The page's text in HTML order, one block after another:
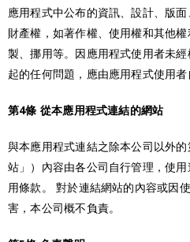
應用程式中公布的資訊、設計、版
財產權，如著作權、使用權和其他
製、挪用等。因應用程式使用者未
起的任何問題，應由應用程式使用者
第4條 從本應用程式連結的網站
與本應用程式連結之除本公司以外
站」）內容由各公司自行管理，使
用條款。 對於連結網站的內容或因
害，本公司概不負責。